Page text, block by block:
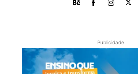
Publicidade